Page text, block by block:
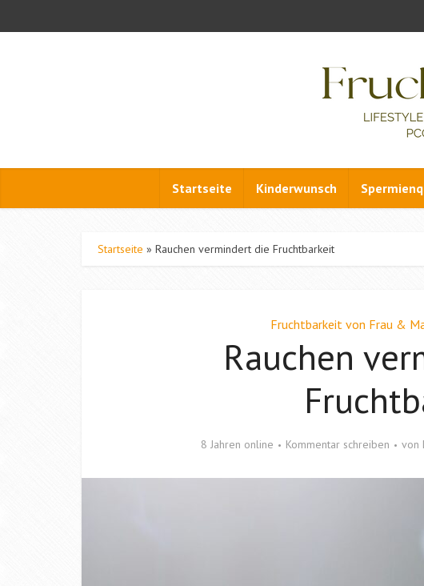
Startseite Kinderwunsch
Startseite » Rauchen vermindert die Fruchtbarkeit
Fruchtbarkeit von Frau &
Rauchen
8 Jahren online Kommentar schreiben von